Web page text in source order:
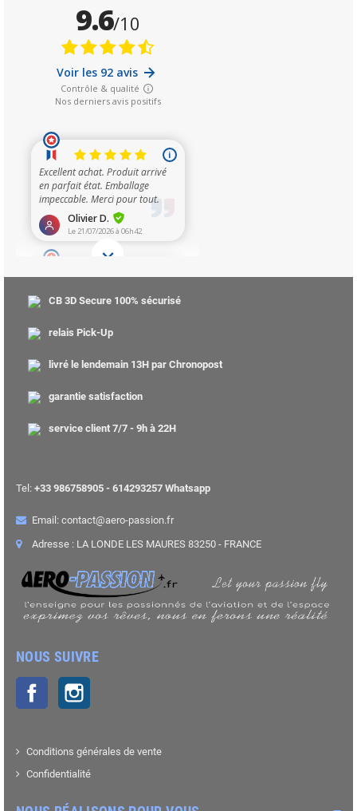
CB 3D Secure 100% sécurisé
relais Pick-Up
livré le lendemain 13H par Chronopost
garantie satisfaction
service client 7/7 - 9h à 22H
Tel: +33 986758905 - 614293257 Whatsapp
Email: contact@aero-passion.fr
Adresse : LA LONDE LES MAURES 83250 - FRANCE
NOUS SUIVRE
Facebook
Conditions générales de vente
Confidentialité